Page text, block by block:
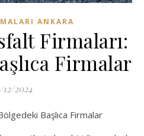
ANKARA
Firmaları:
Firmalar
12/2024
Başlıca Firmalar